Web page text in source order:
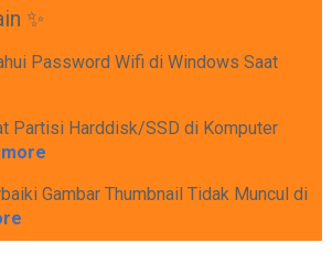
✨
Password Wifi di Windows Saat
Partisi Harddisk/SSD di Komputer
Gambar Thumbnail Tidak Muncul di